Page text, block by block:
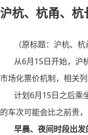
沪杭、杭甬、
（原标题：沪杭、杭
从6月15日开始，沪杭
市场化票价机制，相关
计划6月15日之后乘坐
的车次可能会比之前贵
早晨、夜间时段出发